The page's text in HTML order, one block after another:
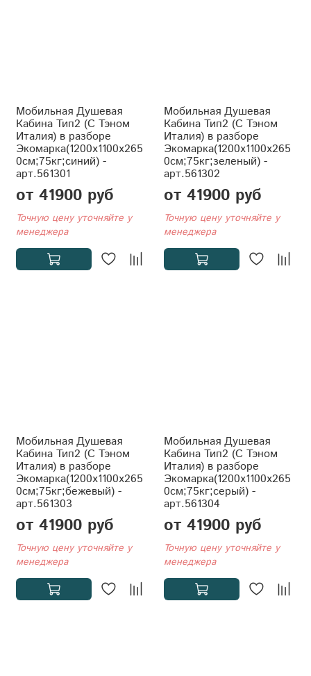
Мобильная Душевая
Кабина Тип2 (С Тэном
Италия) в разборе
Экомарка(1200x1100x265
0см;75кг;синий) -
арт.561301
от 41900 руб
Точную цену уточняйте у
менеджера
Мобильная Душевая
Кабина Тип2 (С Тэном
Италия) в разборе
Экомарка(1200x1100x265
0см;75кг;зеленый) -
арт.561302
от 41900 руб
Точную цену уточняйте у
менеджера
Мобильная Душевая
Кабина Тип2 (С Тэном
Италия) в разборе
Экомарка(1200x1100x265
0см;75кг;бежевый) -
арт.561303
от 41900 руб
Точную цену уточняйте у
менеджера
Мобильная Душевая
Кабина Тип2 (С Тэном
Италия) в разборе
Экомарка(1200x1100x265
0см;75кг;серый) -
арт.561304
от 41900 руб
Точную цену уточняйте у
менеджера